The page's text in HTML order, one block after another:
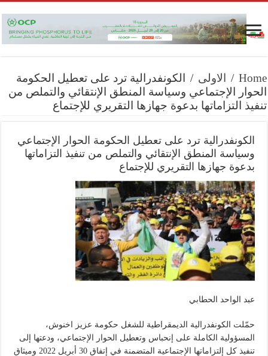
Home
/ الاولى /
الكونفدرالية ترد على تعطيل الحكومة
الحوار الإجتماعي وسياسة المنطق الإنتقائي والتملص من
تنفيذ التزاماتها بدعوة جهازها التقريري للإجتماع
الكونفدرالية ترد على تعطيل الحكومة الحوار الإجتماعي
وسياسة المنطق الإنتقائي والتملص من تنفيذ التزاماتها
بدعوة جهازها التقريري للإجتماع
عبد الواحد الحطابي
حمّلت الكونفدرالية الديمقراطية للشغل حكومة عزيز اخنوش،
المسؤولية الكاملة على إنحباس وتعطيل الحوار الإجتماعي، ودعتها إلى
تنفيذ كل إلتزاماتها الإجتماعية المتضمنة في إتفاق 30 أبريل 2022 وميثاق